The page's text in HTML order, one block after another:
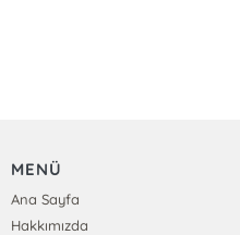
MENÜ
Ana Sayfa
Hakkımızda